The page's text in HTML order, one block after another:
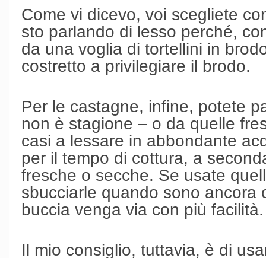
Come vi dicevo, voi scegliete
sto parlando di lesso perché,
da una voglia di tortellini in
costretto a privilegiare il brodo.
Per le castagne, infine, potete
non è stagione – o da quelle
casi a lessare in abbondante
per il tempo di cottura, a
fresche o secche. Se usate
sbucciarle quando sono ancora
buccia venga via con più facilità.
Il mio consiglio, tuttavia, è di